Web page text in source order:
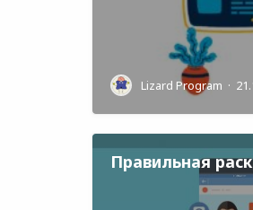
Lizard Program ·
Правильная